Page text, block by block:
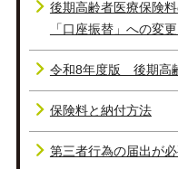
後期高齢者医療保険
「口座振替」への変
令和8年度版 後期高
保険料と納付方法
第三者行為の届出が